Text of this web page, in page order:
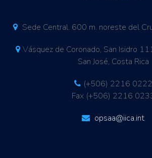
Sede Central. 600 m. noreste del
Vásquez de Coronado, San Isidro
San José, Costa Rica
(+506) 2216 0222
Fax (+506) 2216
opsaa@iica.int